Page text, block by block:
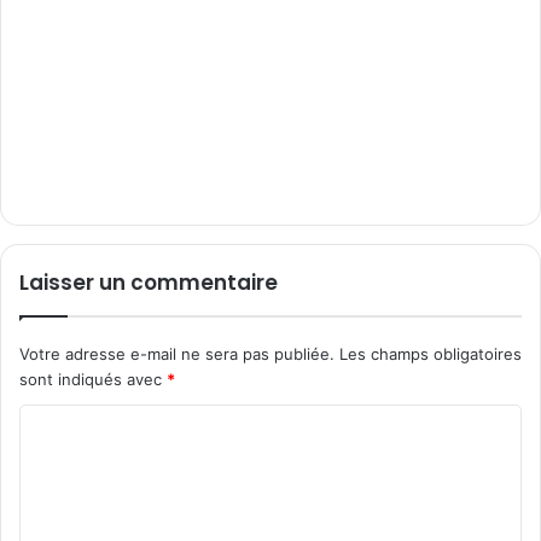
Laisser un commentaire
Votre adresse e-mail ne sera pas publiée. Les champs obligatoires
sont indiqués avec *